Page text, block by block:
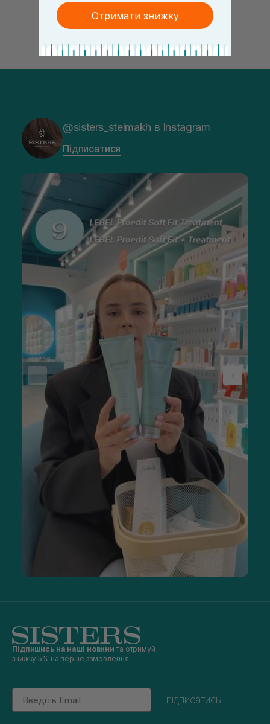
@sisters_stelmakh в Instagram
Підписатися
Підпишись на наші новини та отримуй
знижку 5% на перше замовлення
Email
підписатись
Отримати знижку